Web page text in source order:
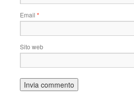
Email *
Sito web